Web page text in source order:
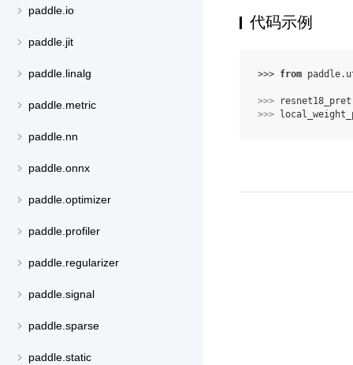
paddle.io
paddle.jit
paddle.linalg
paddle.metric
paddle.nn
paddle.onnx
paddle.optimizer
paddle.profiler
paddle.regularizer
paddle.signal
paddle.sparse
paddle.static
代码示例
>>> from
>>>
>>>